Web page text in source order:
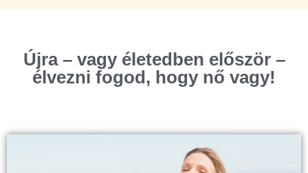
Újra – vagy életedben először –
élvezni fogod, hogy nő vagy!